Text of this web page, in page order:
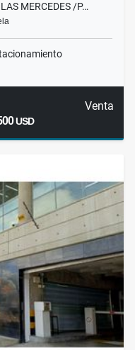
MERCEDES /P…
Venta
USD